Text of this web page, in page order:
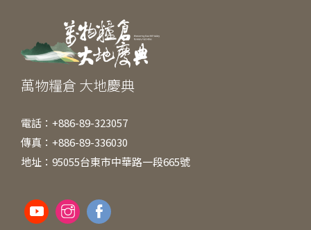
o
k
萬物糧倉 大地慶典
電話：+886-89-323057
傳真：+886-89-336030
地址：95055台東市中華路一段665號